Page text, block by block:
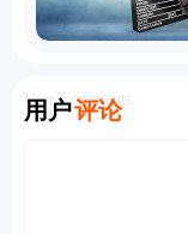
用户评论
User Comments